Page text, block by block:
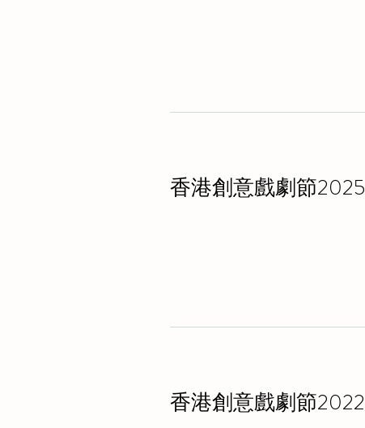
香港創意戲劇節2025
香港創意戲劇節2022